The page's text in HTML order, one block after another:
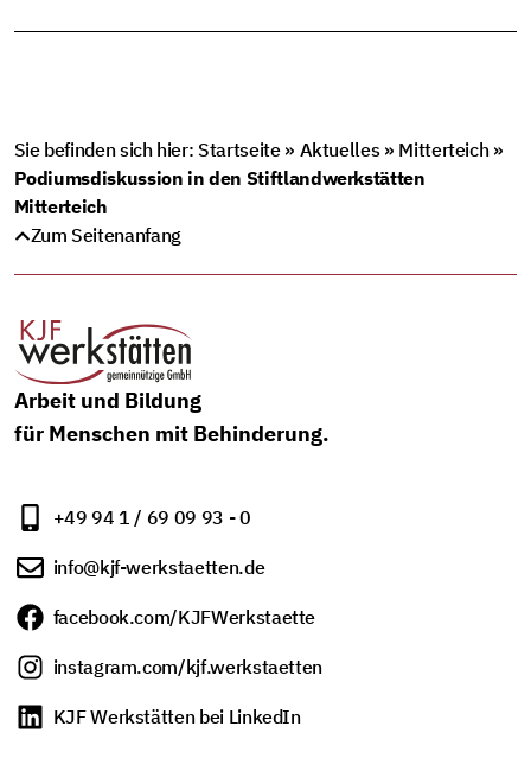
Sie befinden sich hier: Startseite» Aktuelles» Mitterteich»
Podiumsdiskussion in den Stiftlandwerkstätten
Mitterteich
Zum Seitenanfang
Arbeit und Bildung
für Menschen mit Behinderung.
+49 94 1 / 69 09 93 - 0
info@kjf-werkstaetten.de
facebook.com/KJFWerkstaette
instagram.com/kjf.werkstaetten
KJF Werkstätten bei LinkedIn